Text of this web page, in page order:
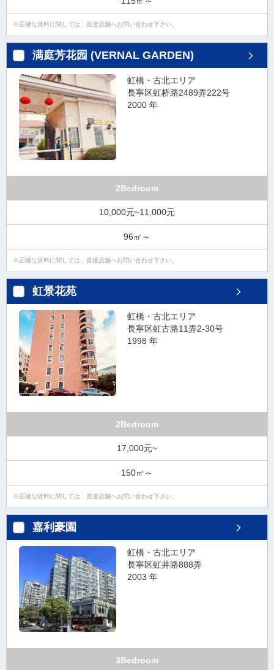
正確な賃料に関しては、直接店舗へお問い合わせ下さい。
满庭芳花园 (VERNAL GARDEN)
虹橋・古北エリア
長寧区虹桥路2489弄222号
2000 年
2Bedroom
10,000元~11,000元
96㎡～
正確な賃料に関しては、直接店舗へお問い合わせ下さい。
虹景花苑
虹橋・古北エリア
長寧区虹古路11弄2-30号
1998 年
2Bedroom
17,000元~
150㎡～
正確な賃料に関しては、直接店舗へお問い合わせ下さい。
嘉利豪園
虹橋・古北エリア
長寧区虹井路888弄
2003 年
3Bedroom